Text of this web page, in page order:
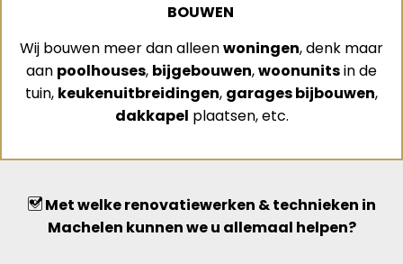
BOUWEN
Wij bouwen meer dan alleenwoningen, denk maar
aan poolhouses, bijgebouwen,woonunitsin de
tuin, keukenuitbreidingen, garages bijbouwen,
dakkapel plaatsen, etc.
Met welke renovatiewerken & technieken in
Machelen kunnen we u allemaal helpen?